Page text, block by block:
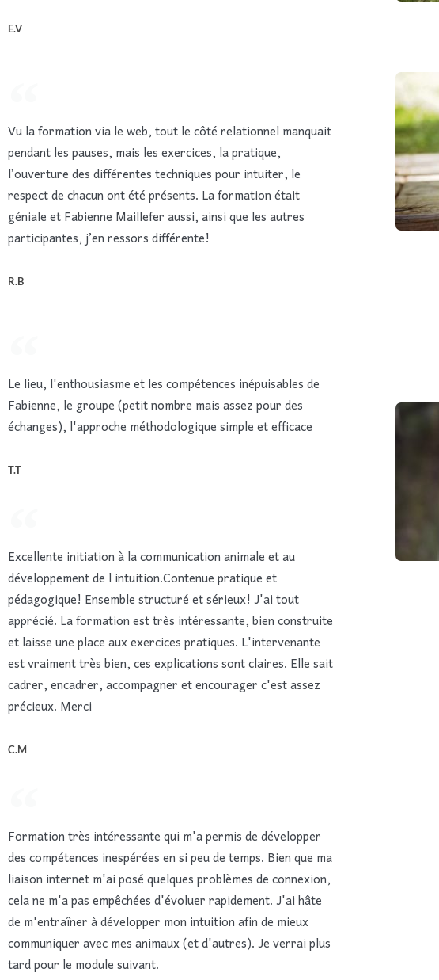
E.V
Vu la formation via le web, tout le côté relationnel manquait
pendant les pauses, mais les exercices, la pratique,
l’ouverture des différentes techniques pour intuiter, le
respect de chacun ont été présents. La formation était
géniale et Fabienne Maillefer aussi, ainsi que les autres
participantes, j’en ressors différente!
R.B
Le lieu, l'enthousiasme et les compétences inépuisables de
Fabienne, le groupe (petit nombre mais assez pour des
échanges), l'approche méthodologique simple et efficace
T.T
Excellente initiation à la communication animale et au
développement de l intuition.Contenue pratique et
pédagogique! Ensemble structuré et sérieux! J'ai tout
apprécié. La formation est très intéressante, bien construite
et laisse une place aux exercices pratiques. L'intervenante
est vraiment très bien, ces explications sont claires. Elle sait
cadrer, encadrer, accompagner et encourager c'est assez
précieux. Merci
C.M
Formation très intéressante qui m'a permis de développer
des compétences inespérées en si peu de temps. Bien que ma
liaison internet m'ai posé quelques problèmes de connexion,
cela ne m'a pas empêchées d'évoluer rapidement. J'ai hâte
de m'entraîner à développer mon intuition afin de mieux
communiquer avec mes animaux (et d'autres). Je verrai plus
tard pour le module suivant.